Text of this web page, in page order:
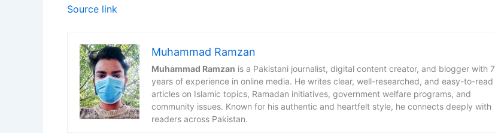
Source link
Muhammad Ramzan
Muhammad Ramzan is a Pakistani journalist, digital content creator, and blogger with 7
years of experience in online media. He writes clear, well-researched, and easy-to-read
articles on Islamic topics, Ramadan initiatives, government welfare programs, and
community issues. Known for his authentic and heartfelt style, he connects deeply with
readers across Pakistan.